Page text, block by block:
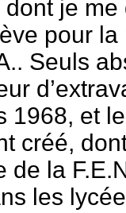
je me
pour
Seuls
1968, et
créé,
de la
les